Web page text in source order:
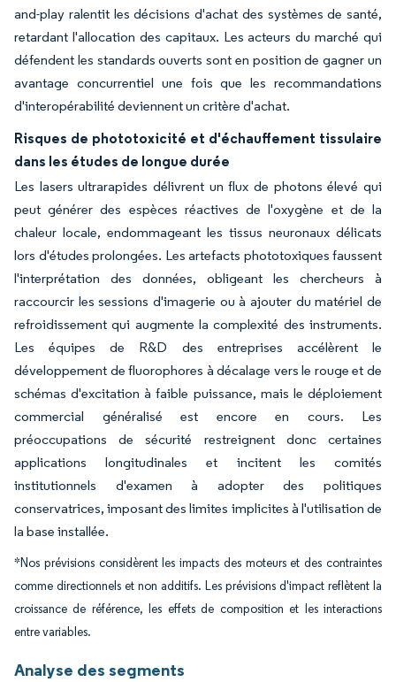
and-play ralentit les décisions d'achat des systèmes de santé,
retardant l'allocation des capitaux. Les acteurs du marché qui
défendent les standards ouverts sont en position de gagner un
avantage concurrentiel une fois que les recommandations
d'interopérabilité deviennent un critère d'achat.
Risques de phototoxicité et d'échauffement tissulaire
dans les études de longue durée
Les lasers ultrarapides délivrent un flux de photons élevé qui
peut générer des espèces réactives de l'oxygène et de la
chaleur locale, endommageant les tissus neuronaux délicats
lors d'études prolongées. Les artefacts phototoxiques faussent
l'interprétation des données, obligeant les chercheurs à
raccourcir les sessions d'imagerie ou à ajouter du matériel de
refroidissement qui augmente la complexité des instruments.
Les équipes de R&D des entreprises accélèrent le
développement de fluorophores à décalage vers le rouge et de
schémas d'excitation à faible puissance, mais le déploiement
commercial généralisé est encore en cours. Les
préoccupations de sécurité restreignent donc certaines
applications longitudinales et incitent les comités
institutionnels d'examen à adopter des politiques
conservatrices, imposant des limites implicites à l'utilisation de
la base installée.
*Nos prévisions considèrent les impacts des moteurs et des contraintes
comme directionnels et non additifs. Les prévisions d'impact reflètent la
croissance de référence, les effets de composition et les interactions
entre variables.
Analyse des segments